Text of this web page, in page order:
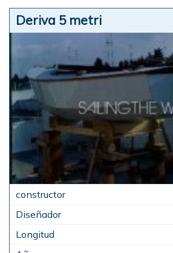
Deriva 5 metri